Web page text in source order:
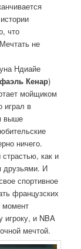
что
не
Ндиайе
Кенар)
мойщиком
играл в
выше
ничего.
как и
друзьями. И
спортивное
французских
момент
игроку, и NBA
мечтой.